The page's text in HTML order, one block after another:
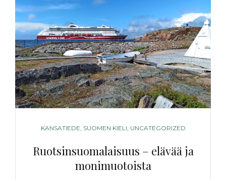
CATEGORIES
KANSATIEDE SUOMEN KIELI UNCATEGORIZED
Ruotsinsuomalaisuus – elävää ja
monimuotoista